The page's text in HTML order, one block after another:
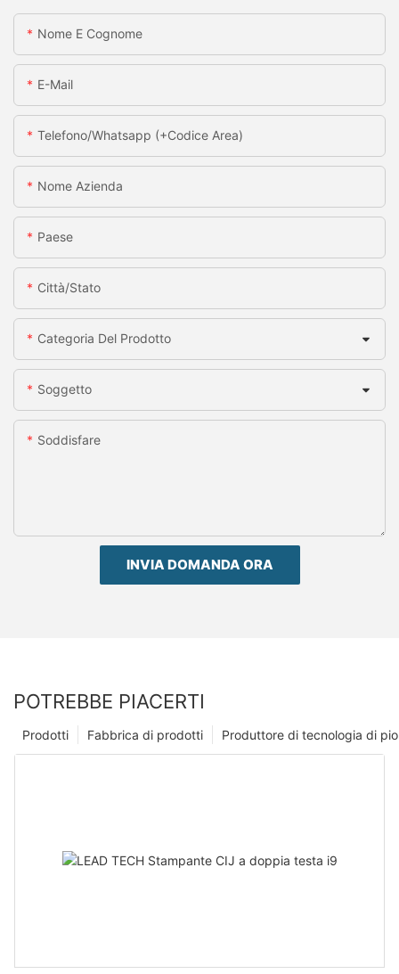
Nome E Cognome
E-Mail
Telefono/whatsapp (+codice Area)
Nome Azienda
Paese
Città/stato
Categoria Del Prodotto
Soggetto
Soddisfare
INVIA DOMANDA ORA
POTREBBE PIACERTI
Produttore di tecnologia di
Fabbrica di prodotti
Prodotti